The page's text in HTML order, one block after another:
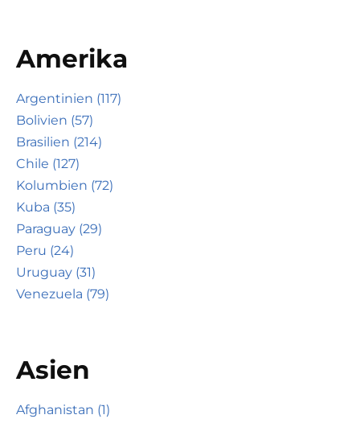
Amerika
Argentinien (117)
Bolivien (57)
Brasilien (214)
Chile (127)
Kolumbien (72)
Kuba (35)
Paraguay (29)
Peru (24)
Uruguay (31)
Venezuela (79)
Asien
Afghanistan (1)